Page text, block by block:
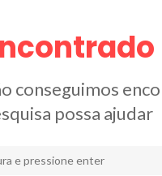
conseguimos
possa ajudar